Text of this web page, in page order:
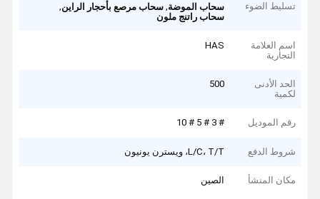
تسليط الضوء سحاب الموضة,سحاب مرصع بأحجار الراين,
سحاب راتنج ملون
اسم العلامة
التجارية
HAS
الحد الأدنى
لكمية
500
رقم الموديل # 3 # 5 # 10
شروط الدفع L/C، T/T، ويسترن يونيون
مكان المنشأ الصين